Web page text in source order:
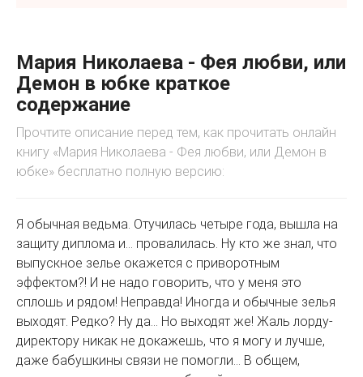
Мария Николаева - Фея любви, или
Демон в юбке краткое
содержание
Прочтите описание перед тем, как прочитать онлайн
книгу «Мария Николаева - Фея любви, или Демон в
юбке» бесплатно полную версию:
Я обычная ведьма. Отучилась четыре года, вышла на
защиту диплома и… провалилась. Ну кто же знал, что
выпускное зелье окажется с приворотным
эффектом?! И не надо говорить, что у меня это
сплошь и рядом! Неправда! Иногда и обычные зелья
выходят. Редко? Ну да… Но выходят же! Жаль лорду-
директору никак не докажешь, что я могу и лучше,
даже бабушкины связи не помогли… В общем,